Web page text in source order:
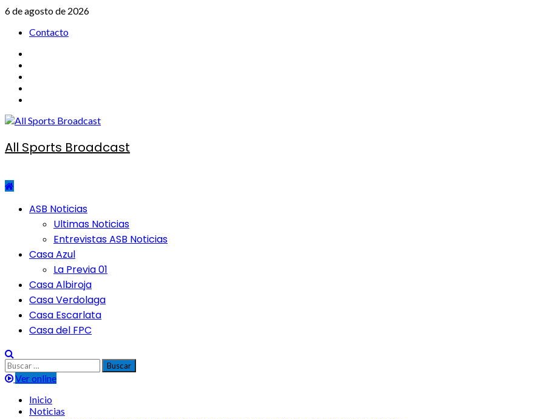
Saltar
contenido
6 de agosto de 2026
Contacto
All Sports Broadcast
Menú ASB Noticias
Ultimas Noticias
Entrevistas ASB Noticias
Casa Azul
La Previa 01
Casa Albiroja
Casa Verdolaga
Casa Escarlata
Casa del FPC
Buscar:
Ver online
Inicio
Noticias